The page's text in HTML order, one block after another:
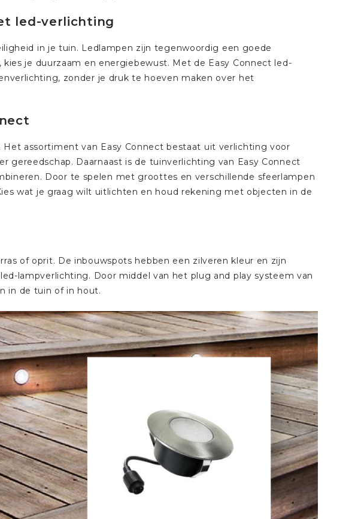
led-verlichting
in je tuin. Ledlampen zijn tegenwoordig een goede
je duurzaam en energiebewust. Met de Easy Connect led-
zonder je druk te hoeven maken over het
assortiment van Easy Connect bestaat uit verlichting voor
gereedschap. Daarnaast is de tuinverlichting van Easy Connect
Door te spelen met groottes en verschillende sfeerlampen
wat je graag wilt uitlichten en houd rekening met objecten in de
of oprit. De inbouwspots hebben een zilveren kleur en zijn
lampverlichting. Door middel van het plug and play systeem van
in de tuin of in hout.